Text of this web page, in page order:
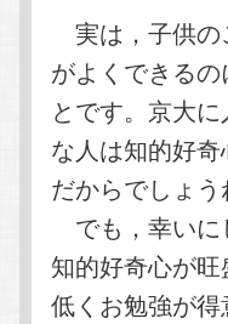
実は，子供の
がよくできる
とです。京大
な人は知的好
だからでしょう
でも，幸いに
知的好奇心が
低くお勉強が